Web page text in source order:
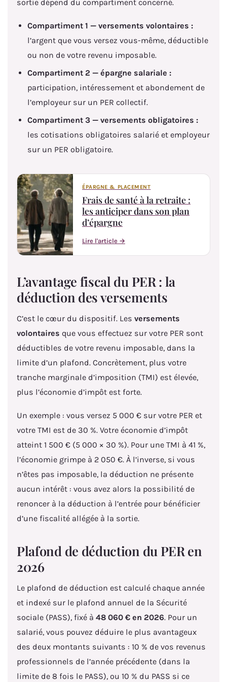
sortie dépend du compartiment concerné.
Compartiment 1 — versements volontaires :
l’argent que vous versez vous-même, déductible
ou non de votre revenu imposable.
Compartiment 2 — épargne salariale :
participation, intéressement et abondement de
l’employeur sur un PER collectif.
Compartiment 3 — versements obligatoires :
les cotisations obligatoires salarié et employeur
sur un PER obligatoire.
ÉPARGNE & PLACEMENT
Frais de santé à la retraite :
les anticiper dans son plan
d’épargne
Lire l'article →
L’avantage fiscal du PER : la
déduction des versements
C’est le cœur du dispositif. Les versements
volontaires que vous effectuez sur votre PER sont
déductibles de votre revenu imposable, dans la
limite d’un plafond. Concrètement, plus votre
tranche marginale d’imposition (TMI) est élevée,
plus l’économie d’impôt est forte.
Un exemple : vous versez 5 000 € sur votre PER et
votre TMI est de 30 %. Votre économie d’impôt
atteint 1 500 € (5 000 × 30 %). Pour une TMI à 41 %,
l’économie grimpe à 2 050 €. À l’inverse, si vous
n’êtes pas imposable, la déduction ne présente
aucun intérêt : vous avez alors la possibilité de
renoncer à la déduction à l’entrée pour bénéficier
d’une fiscalité allégée à la sortie.
Plafond de déduction du PER en
2026
Le plafond de déduction est calculé chaque année
et indexé sur le plafond annuel de la Sécurité
sociale (PASS), fixé à 48 060 € en 2026. Pour un
salarié, vous pouvez déduire le plus avantageux
des deux montants suivants : 10 % de vos revenus
professionnels de l’année précédente (dans la
limite de 8 fois le PASS), ou 10 % du PASS si ce